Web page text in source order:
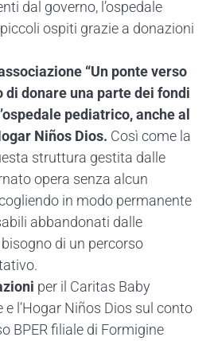
dal governo, l’ospedale
ospiti grazie a donazioni
“Un ponte verso
di donare una parte dei fondi
pediatrico, anche al
Niños Dios. Così come la
struttura gestita dalle
opera senza alcun
in modo permanente
abbandonati dalle
di un percorso
per il Caritas Baby
l’Hogar Niños Dios sul conto
BPER filiale di Formigine